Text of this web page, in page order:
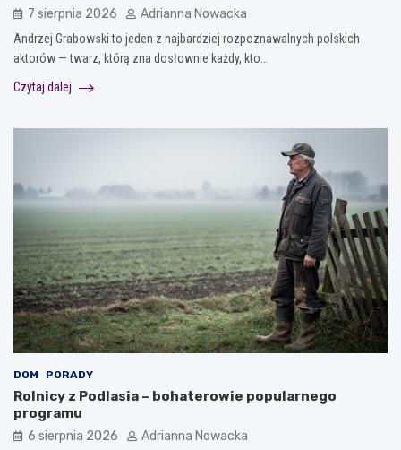
7 sierpnia 2026 Adrianna Nowacka
Andrzej Grabowski to jeden z najbardziej rozpoznawalnych polskich
aktorów — twarz, którą zna dosłownie każdy, kto…
Czytaj dalej
DOM PORADY
Rolnicy z Podlasia – bohaterowie popularnego
programu
6 sierpnia 2026 Adrianna Nowacka